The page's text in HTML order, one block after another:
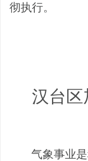
彻执行。
汉台区
气象事业